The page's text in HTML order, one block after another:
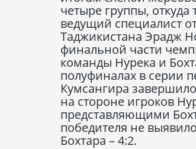
четыре группы,
ведущий специалист
Таджикистана Эрадж
финальной части
команды Нурека и
полуфиналах в серии
Кумсангира
на стороне игроков
представляющими
победителя не
Бохтара – 4:2.